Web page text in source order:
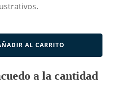
AL CARRITO
a la cantidad